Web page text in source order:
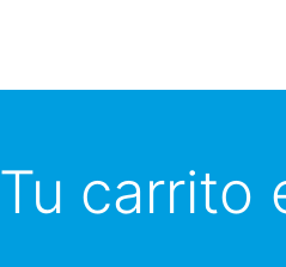
Tu carrito